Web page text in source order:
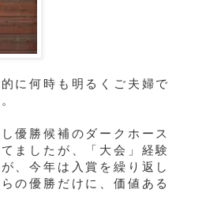
に何時も明るくご夫婦で
優勝候補のダークホース
ましたが、「大会」経験
、今年は入賞を繰り返し
の優勝だけに、価値ある